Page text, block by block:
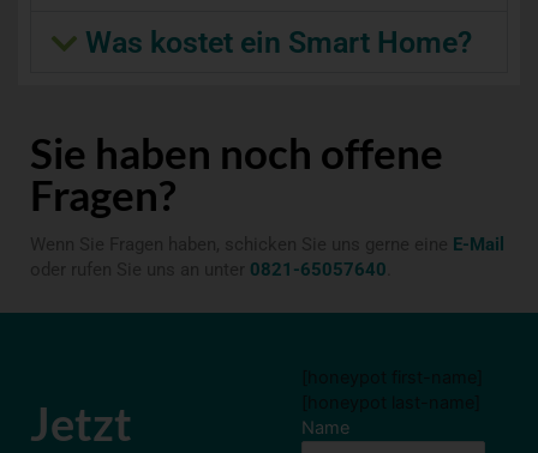
Was kostet ein Smart Home?
Sie haben noch offene
Fragen?
E-Mail
0821-65057640
Jetzt
Name